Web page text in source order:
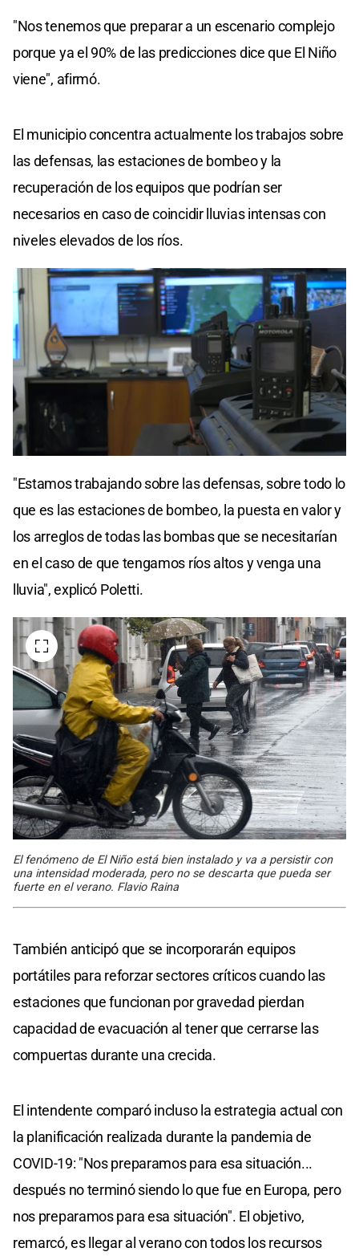
"Nos tenemos que preparar a un escenario complejo
porque ya el 90% de las predicciones dice que El Niño
viene", afirmó.
El municipio concentra actualmente los trabajos sobre
las defensas, las estaciones de bombeo y la
recuperación de los equipos que podrían ser
necesarios en caso de coincidir lluvias intensas con
niveles elevados de los ríos.
"Estamos trabajando sobre las defensas, sobre todo lo
que es las estaciones de bombeo, la puesta en valor y
los arreglos de todas las bombas que se necesitarían
en el caso de que tengamos ríos altos y venga una
lluvia", explicó Poletti.
El fenómeno de El Niño está bien instalado y va a persistir con
una intensidad moderada, pero no se descarta que pueda ser
fuerte en el verano. Flavio Raina
También anticipó que se incorporarán equipos
portátiles para reforzar sectores críticos cuando las
estaciones que funcionan por gravedad pierdan
capacidad de evacuación al tener que cerrarse las
compuertas durante una crecida.
El intendente comparó incluso la estrategia actual con
la planificación realizada durante la pandemia de
COVID-19: "Nos preparamos para esa situación...
después no terminó siendo lo que fue en Europa, pero
nos preparamos para esa situación". El objetivo,
remarcó, es llegar al verano con todos los recursos